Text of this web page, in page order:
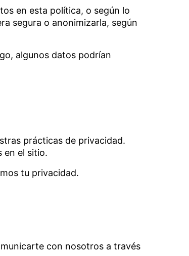
en esta política, o según lo
segura o anonimizarla, según
algunos datos podrían
prácticas de privacidad.
en el sitio.
tu privacidad.
con nosotros a través